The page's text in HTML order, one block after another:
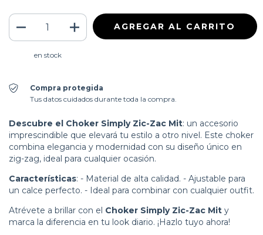
en stock
Compra protegida
Tus datos cuidados durante toda la compra.
Descubre el Choker Simply Zic-Zac Mit: un accesorio
imprescindible que elevará tu estilo a otro nivel. Este choker
combina elegancia y modernidad con su diseño único en
zig-zag, ideal para cualquier ocasión.
Características: - Material de alta calidad. - Ajustable para
un calce perfecto. - Ideal para combinar con cualquier outfit.
Atrévete a brillar con el Choker Simply Zic-Zac Mit y
marca la diferencia en tu look diario. ¡Hazlo tuyo ahora!